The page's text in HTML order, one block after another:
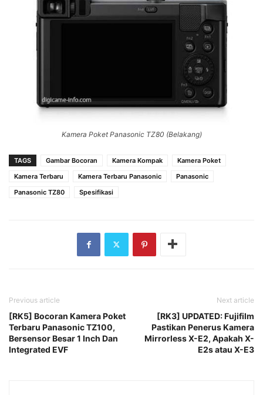
Kamera Poket Panasonic TZ80 (Belakang)
TAGS Gambar Bocoran Kamera Kompak
Kamera Poket
Kamera Terbaru
Kamera Terbaru Panasonic
Panasonic
Panasonic TZ80
Spesifikasi
Previous article
[RK5] Bocoran Kamera Poket
Terbaru Panasonic TZ100,
Bersensor Besar 1 Inch Dan
Integrated EVF
Next article
[RK3] UPDATED: Fujifilm
Pastikan Penerus Kamera
Mirrorless X-E2, Apakah X-
E2s atau X-E3